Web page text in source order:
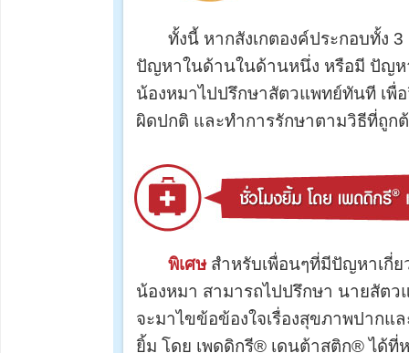
ทั้งนี้ หากสังเกตองค์ประกอบทั้ง
ปัญหาในด้านในด้านหนึ่ง หรือมี ปัญห
น้องหมาไปปรึกษาสัตวแพทย์ทันที เพื่
ผิดปกติ และทำการรักษาตามวิธีที่ถูก
พิเศษสำหรับเพื่อนๆที่มีปัญหาเกี่
น้องหมา สามารถไปปรึกษา นายสัต
จะมาไขข้อข้องใจเรื่องสุขภาพปากแ
ยิ้ม โดย เพดดิกรี® เดนต้าสติก® ได้ที่